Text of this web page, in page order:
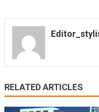
RELATED ARTICLES